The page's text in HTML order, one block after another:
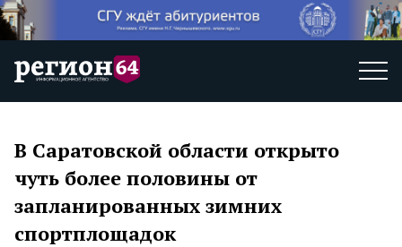
В Саратовской области открыто
чуть более половины от
запланированных зимних
спортплощадок